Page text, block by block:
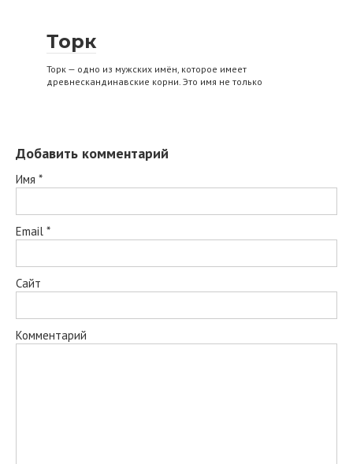
Торк
Торк — одно из мужских имён, которое имеет
древнескандинавские корни. Это имя не только
Добавить комментарий
Имя *
Email *
Сайт
Комментарий